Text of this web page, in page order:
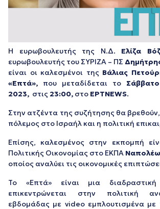
Η ευρωβουλευτής της Ν.Δ. Ελίζα
ευρωβουλευτής του ΣΥΡΙΖΑ – ΠΣ
είναι οι καλεσμένοι της Βάλιας
«Επτά», που μεταδίδεται το
2023, στις 23:00, στο ΕΡΤNEWS.
Στην ατζέντα της συζήτησης θα
πόλεμος στο Ισραήλ και η πολιτική
Επίσης, καλεσμένος στην εκπομπή
Πολιτικής Οικονομίας στο ΕΚΠΑ
οποίος αναλύει τις οικονομικές
Το «Επτά» είναι μια
επικεντρώνεται στην πολιτική
εβδομάδας με video εμπλουτισμένα με